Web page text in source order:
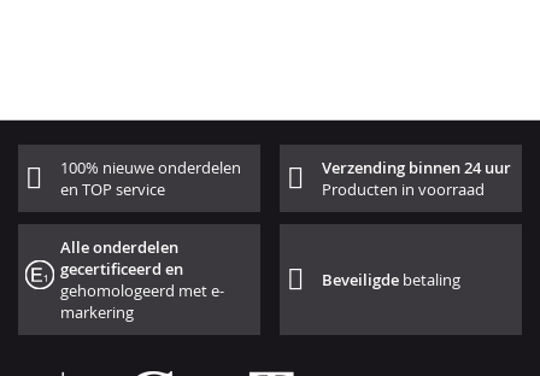
100% nieuwe onderdelen
en TOP service
Verzending binnen 24 uur
Producten in voorraad
Alle onderdelen
gecertificeerd en
gehomologeerd met e-
markering
Beveiligde betaling